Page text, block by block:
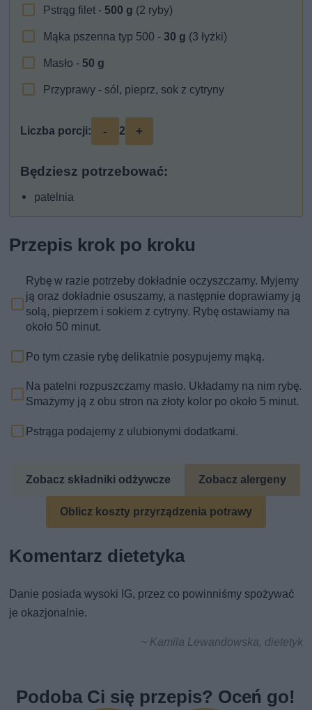
Pstrąg filet - 500 g (2 ryby)
Mąka pszenna typ 500 -30 g (3 łyżki)
Masło - 50 g
Przyprawy - sól, pieprz, sok z cytryny
Liczba porcji: - 2 +
Będziesz potrzebować:
patelnia
Przepis krok po kroku
Rybę w razie potrzeby dokładnie oczyszczamy. Myjemy
ją oraz dokładnie osuszamy, a następnie doprawiamy ją
solą, pieprzem i sokiem z cytryny. Rybę ostawiamy na
około 50 minut.
Po tym czasie rybę delikatnie posypujemy mąką.
Na patelni rozpuszczamy masło. Układamy na nim rybę.
Smażymy ją z obu stron na złoty kolor po około 5 minut.
Pstrąga podajemy z ulubionymi dodatkami.
Zobacz składniki odżywcze Zobacz alergeny
Oblicz koszty przyrządzenia potrawy
Komentarz dietetyka
Danie posiada wysoki IG, przez co powinniśmy spożywać
je okazjonalnie.
~ Kamila Lewandowska, dietetyk
Podoba Ci się przepis? Oceń go!